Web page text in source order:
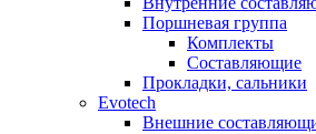
Поршневая группа
Комплекты
Составляющие
Прокладки, сальники
Evotech
Внешние